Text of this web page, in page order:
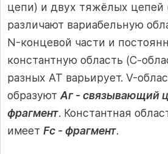
цепи) и двух тяжёлых цепей
различают вариабельную
N-концевой части и
константную область (С-
разных АТ варьирует. V-
образуютАг - связывающий
фрагмент. Константная
имеет Fс - фрагмент.